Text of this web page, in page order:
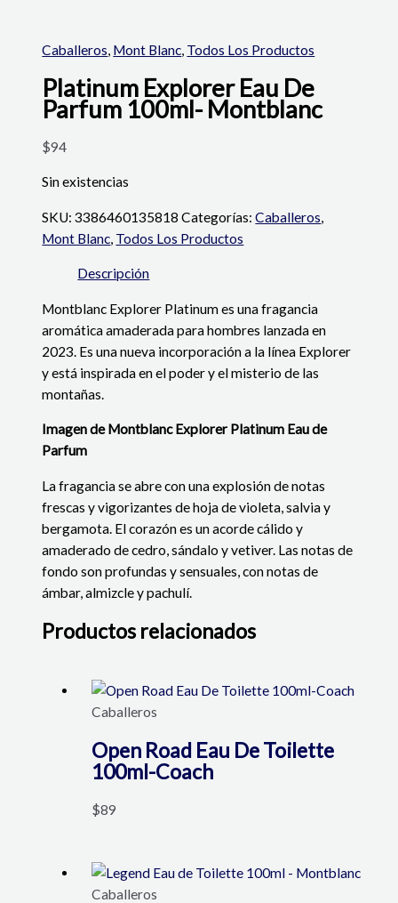
Caballeros, Mont Blanc, Todos Los Productos
Platinum Explorer Eau De
Parfum 100ml- Montblanc
$94
Sin existencias
SKU:3386460135818 Categorías:Caballeros,
Mont Blanc, Todos Los Productos
Descripción
Montblanc Explorer Platinum es una fragancia
aromática amaderada para hombres lanzada en
2023. Es una nueva incorporación a la línea Explorer
y está inspirada en el poder y el misterio de las
montañas.
Imagen de Montblanc Explorer Platinum Eau de
Parfum
La fragancia se abre con una explosión de notas
frescas y vigorizantes de hoja de violeta, salvia y
bergamota. El corazón es un acorde cálido y
amaderado de cedro, sándalo y vetiver. Las notas de
fondo son profundas y sensuales, con notas de
ámbar, almizcle y pachulí.
Productos relacionados
Caballeros
Open Road Eau De Toilette
100ml-Coach
$89
Caballeros